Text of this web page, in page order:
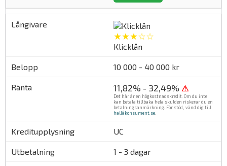
★★★☆☆
Klicklån
10 000 - 40 000 kr
11,82% - 32,49% ⚠
Det här är en högkostnadskredit. Om du inte
kan betala tillbaka hela skulden riskerar du en
betalningsanmärkning. För stöd, vänd dig till
hallåkonsument.se
UC
1 - 3 dagar